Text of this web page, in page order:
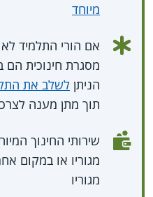
מיוחד
אם הורי התלמיד לא
מסגרת חינוכית הם
הניתן לשלב את
תוך מתן מענה
שירותי החינוך
מגוריו או במקום
מגוריו